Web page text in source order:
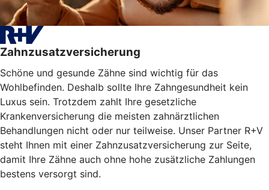
Zahnzusatzversicherung
Schöne und gesunde Zähne sind wichtig für das
Wohlbefinden. Deshalb sollte Ihre Zahngesundheit kein
Luxus sein. Trotzdem zahlt Ihre gesetzliche
Krankenversicherung die meisten zahnärztlichen
Behandlungen nicht oder nur teilweise. Unser Partner R+V
steht Ihnen mit einer Zahnzusatzversicherung zur Seite,
damit Ihre Zähne auch ohne hohe zusätzliche Zahlungen
bestens versorgt sind.